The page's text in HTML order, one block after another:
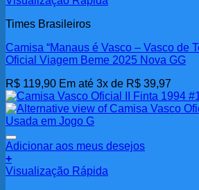
Times Brasileiros
Camisa “Manaus é Vasco – Vasco de
Oficial Viagem Beme 2025 Nova GG
R$ 119,90 Em até 3x de R$ 39,97
Adicionar aos meus desejos
+
Visualização Rápida